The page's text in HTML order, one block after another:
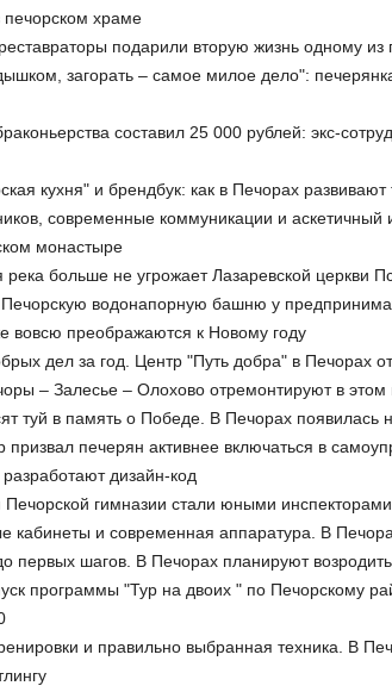
печорском храме
подарили вторую жизнь одному
загорать – самое милое дело":
составил 25 000 рублей: экс-
кухня" и брендбук: как в Печорах развивают
современные коммуникации и аскетичный
монастыре
больше не угрожает Лазаревской церкви
водонапорную башню у
вовсю преображаются к Новому году
дел за год. Центр "Путь добра" в Печорах
– Залесье – Олохово отремонтируют в этом
туй в память о Победе. В Печорах появилась
призвал печерян активнее включаться в
дизайн-код
гимназии стали юными
кабинеты и современная аппаратура. В
первых шагов. В Печорах планируют
программы "Тур на двоих " по Печорскому
и правильно выбранная техника. В